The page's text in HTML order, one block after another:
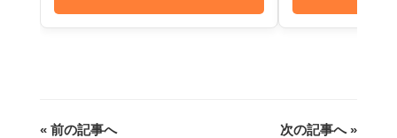
« 前の記事へ 次の記事へ »